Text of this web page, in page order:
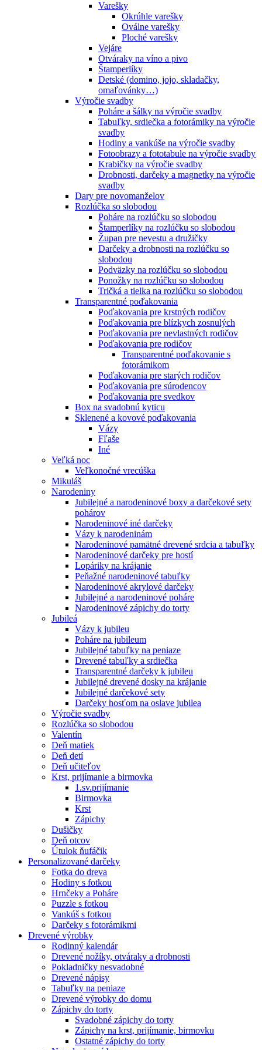
Varešky
Okrúhle varešky
Oválne varešky
Ploché varešky
Vejáre
Otváraky na víno a pivo
Štamperlíky
Detské (domino, jojo, skladačky,
omaľovánky…)
Výročie svadby
Poháre a šálky na výročie svadby
Tabuľky, srdiečka a fotorámiky na výročie
svadby
Hodiny a vankúše na výročie svadby
Fotoobrazy a fototabule na výročie svadby
Krabičky na výročie svadby
Drobnosti, darčeky a magnetky na výročie
svadby
Dary pre novomanželov
Rozlúčka so slobodou
Poháre na rozlúčku so slobodou
Štamperlíky na rozlúčku so slobodou
Župan pre nevestu a družičky
Darčeky a drobnosti na rozlúčku so
slobodou
Podväzky na rozlúčku so slobodou
Ponožky na rozlúčku so slobodou
Tričká a tielka na rozlúčku so slobodou
Transparentné poďakovania
Poďakovania pre krstných rodičov
Poďakovania pre blízkych zosnulých
Poďakovania pre nevlastných rodičov
Poďakovania pre rodičov
Transparentné poďakovanie s
fotorámikom
Poďakovania pre starých rodičov
Poďakovania pre súrodencov
Poďakovania pre svedkov
Box na svadobnú kyticu
Sklenené a kovové poďakovania
Vázy
Fľaše
Iné
Veľká noc
Veľkonočné vrecúška
Mikuláš
Narodeniny
Jubilejné a narodeninové boxy a darčekové sety
pohárov
Narodeninové iné darčeky
Vázy k narodeninám
Narodeninové pamätné drevené srdcia a tabuľky
Narodeninové darčeky pre hostí
Lopáriky na krájanie
Peňažné narodeninové tabuľky
Narodeninové akrylové darčeky
Jubilejné a narodeninové poháre
Narodeninové zápichy do torty
Jubileá
Vázy k jubileu
Poháre na jubileum
Jubilejné tabuľky na peniaze
Drevené tabuľky a srdiečka
Transparentné darčeky k jubileu
Jubilejné drevené dosky na krájanie
Jubilejné darčekové sety
Darčeky hosťom na oslave jubilea
Výročie svadby
Rozlúčka so slobodou
Valentín
Deň matiek
Deň detí
Deň učiteľov
Krst, prijímanie a birmovka
1.sv.prijímanie
Birmovka
Krst
Zápichy
Dušičky
Deň otcov
Útulok ňufáčik
Personalizované darčeky
Fotka do dreva
Hodiny s fotkou
Hrnčeky a Poháre
Puzzle s fotkou
Vankúš s fotkou
Darčeky s fotorámikmi
Drevené výrobky
Rodinný kalendár
Drevené nožíky, otváraky a drobnosti
Pokladničky nesvadobné
Drevené nápisy
Tabuľky na peniaze
Drevené výrobky do domu
Zápichy do torty
Svadobné zápichy do torty
Zápichy na krst, prijímanie, birmovku
Ostatné zápichy do torty